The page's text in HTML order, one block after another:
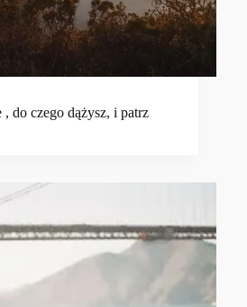
do czego dążysz, i patrz